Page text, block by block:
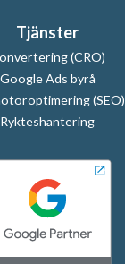
Tjänster
(CRO)
Google Ads byrå
(SEO)
Rykteshantering